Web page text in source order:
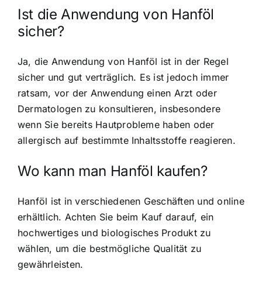
Ist die Anwendung von Hanföl
sicher?
Ja, die Anwendung von Hanföl ist in der Regel
sicher und gut verträglich. Es ist jedoch immer
ratsam, vor der Anwendung einen Arzt oder
Dermatologen zu konsultieren, insbesondere
wenn Sie bereits Hautprobleme haben oder
allergisch auf bestimmte Inhaltsstoffe reagieren.
Wo kann man Hanföl kaufen?
Hanföl ist in verschiedenen Geschäften und online
erhältlich. Achten Sie beim Kauf darauf, ein
hochwertiges und biologisches Produkt zu
wählen, um die bestmögliche Qualität zu
gewährleisten.